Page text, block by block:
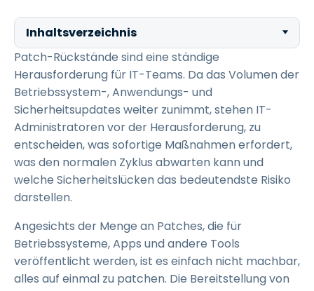
Inhaltsverzeichnis
Patch-Rückstände sind eine ständige
Herausforderung für IT-Teams. Da das Volumen der
Betriebssystem-, Anwendungs- und
Sicherheitsupdates weiter zunimmt, stehen IT-
Administratoren vor der Herausforderung, zu
entscheiden, was sofortige Maßnahmen erfordert,
was den normalen Zyklus abwarten kann und
welche Sicherheitslücken das bedeutendste Risiko
darstellen.
Angesichts der Menge an Patches, die für
Betriebssysteme, Apps und andere Tools
veröffentlicht werden, ist es einfach nicht machbar,
alles auf einmal zu patchen. Die Bereitstellung von